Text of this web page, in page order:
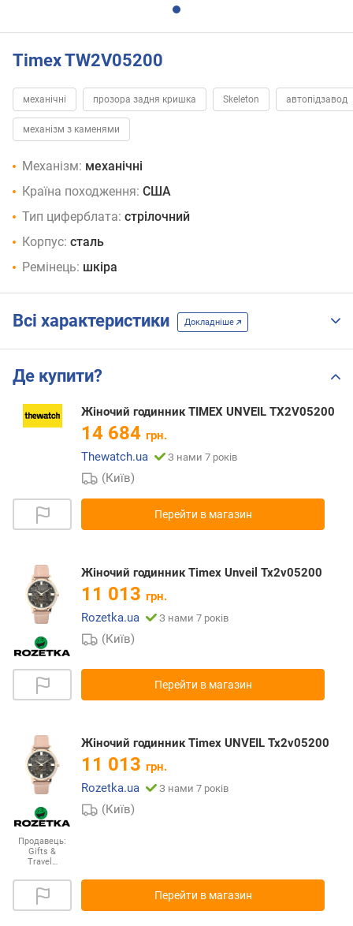
Timex TW2V05200
механічні прозора задня кришка Skeleton автопідзавод
механізм з каменями
Механізм: механічні
Країна походження: США
Тип циферблата: стрілочний
Корпус: сталь
Ремінець: шкіра
Всі характеристики Докладніше
Де купити?
Жіночий годинник TIMEX UNVEIL TX2V05200
14 684 грн.
Thewatch.ua
З нами 7 років
(Київ)
Перейти в магазин
Жіночий годинник Timex Unveil Tx2v05200
11 013 грн.
Rozetka.ua
З нами 7 років
(Київ)
Перейти в магазин
Продавець:
Gifts &
Travel…
Жіночий годинник Timex UNVEIL Tx2v05200
11 013 грн.
Rozetka.ua
З нами 7 років
(Київ)
Перейти в магазин